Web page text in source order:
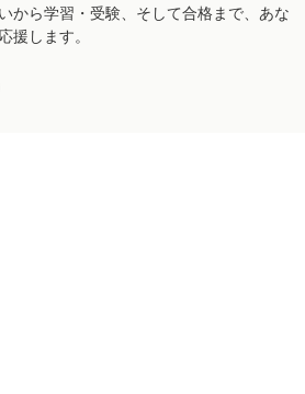
から学習・受験、そして合格まで、あな
援します。